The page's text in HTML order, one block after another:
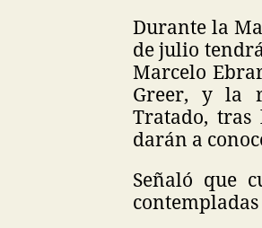
Durante la
de julio
Marcelo
Greer, y la
Tratado,
darán a
Señaló que